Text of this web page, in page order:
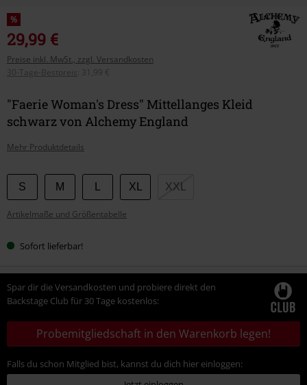
%
29,99 €
Preise inkl. MwSt., zzgl. Versandkosten
30-Tage-Bestpreis
31,99 €
"Faerie Woman's Dress" Mittellanges Kleid
schwarz von Alchemy England
Mehr Produktdetails
Wähle
deine
Größe
S M XL XXL
Artikelmaße und Größentabelle
Sofort lieferbar!
Spar dir die Versandkosten und probiere direkt den
Backstage Club für 30 Tage kostenlos:
Probemitgliedschaft in den Warenkorb legen!
Falls du schon Mitglied bist, kannst du dich hier einloggen: